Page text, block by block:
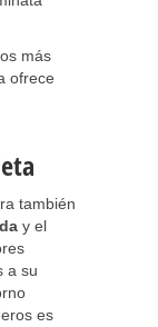
más
ofrece
también
y el
a su
es